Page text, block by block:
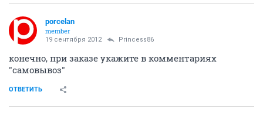
porcelan
member
19 сентября 2012 Princess86
конечно, при заказе укажите в комментариях
"самовывоз"
ОТВЕТИТЬ